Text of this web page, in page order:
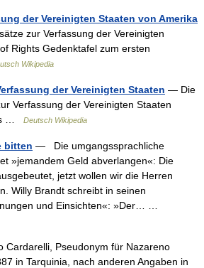
der Vereinigten Staaten von Amerika
zur Verfassung der Vereinigten
Rights Gedenktafel zum ersten
Wikipedia
der Vereinigten Staaten — Die
Verfassung der Vereinigten Staaten
…
Deutsch Wikipedia
bitten — Die umgangssprachliche
»jemandem Geld abverlangen«: Die
jetzt wollen wir die Herren
Willy Brandt schreibt in seinen
und Einsichten«: »Der… …
Cardarelli, Pseudonym für Nazareno
in Tarquinia, nach anderen Angaben in